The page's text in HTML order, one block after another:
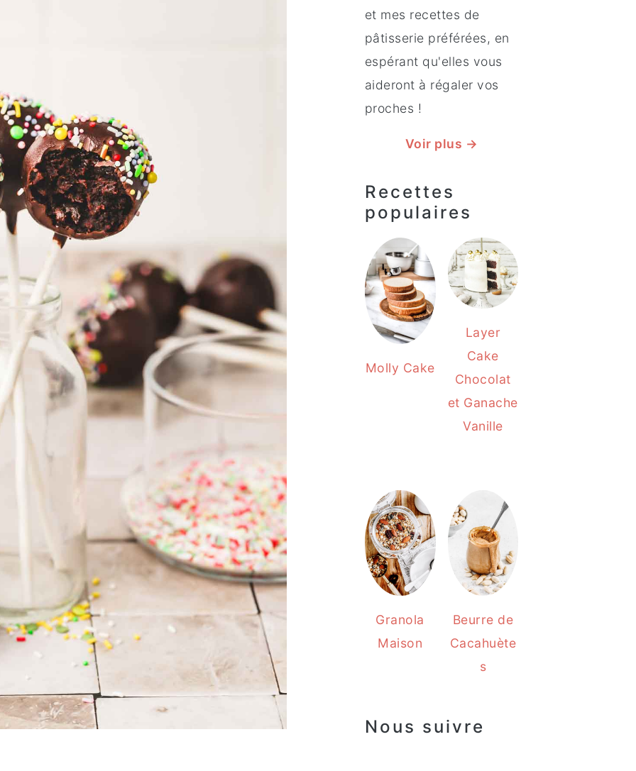
et mes recettes de
pâtisserie préférées, en
espérant qu'elles vous
aideront à régaler vos
proches !
Voir plus →
Recettes
populaires
Molly Cake
Layer
Cake
Chocolat
et Ganache
Vanille
Granola
Maison
Beurre de
Cacahuète
s
Nous suivre